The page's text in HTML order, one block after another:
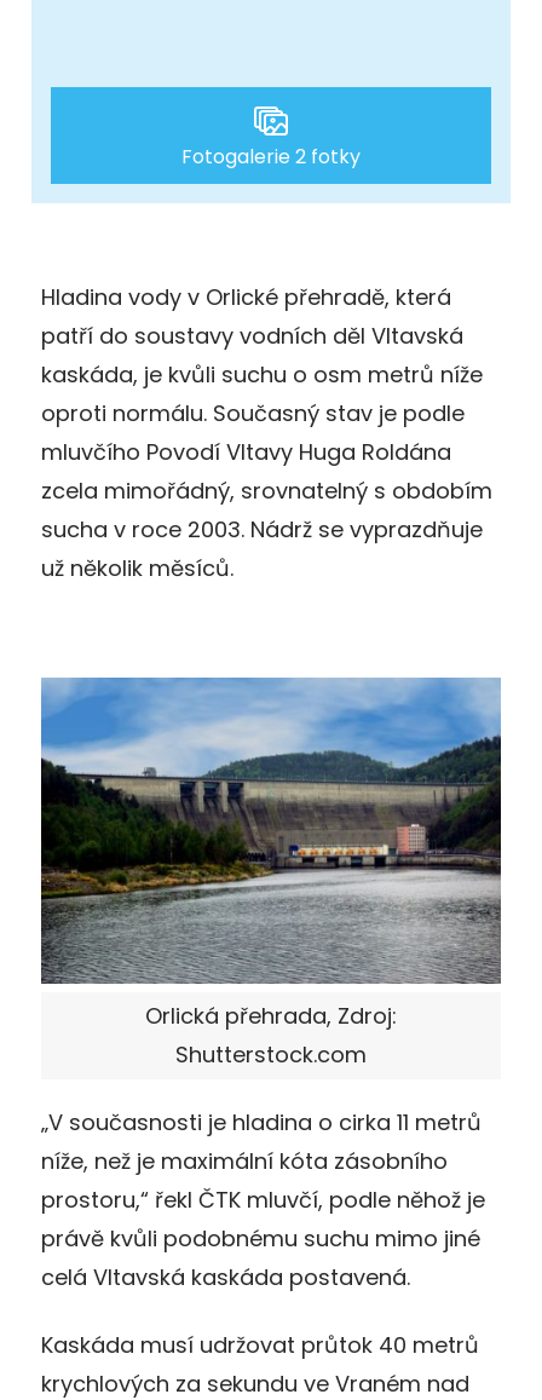
Fotogalerie 2 fotky
Hladina vody v Orlické přehradě, která
patří do soustavy vodních děl Vltavská
kaskáda, je kvůli suchu o osm metrů níže
oproti normálu. Současný stav je podle
mluvčího Povodí Vltavy Huga Roldána
zcela mimořádný, srovnatelný s obdobím
sucha v roce 2003. Nádrž se vyprazdňuje
už několik měsíců.
Orlická přehrada, Zdroj:
Shutterstock.com
„V současnosti je hladina o cirka 11 metrů
níže, než je maximální kóta zásobního
prostoru,“ řekl ČTK mluvčí, podle něhož je
právě kvůli podobnému suchu mimo jiné
celá Vltavská kaskáda postavená.
Kaskáda musí udržovat průtok 40 metrů
krychlových za sekundu ve Vraném nad